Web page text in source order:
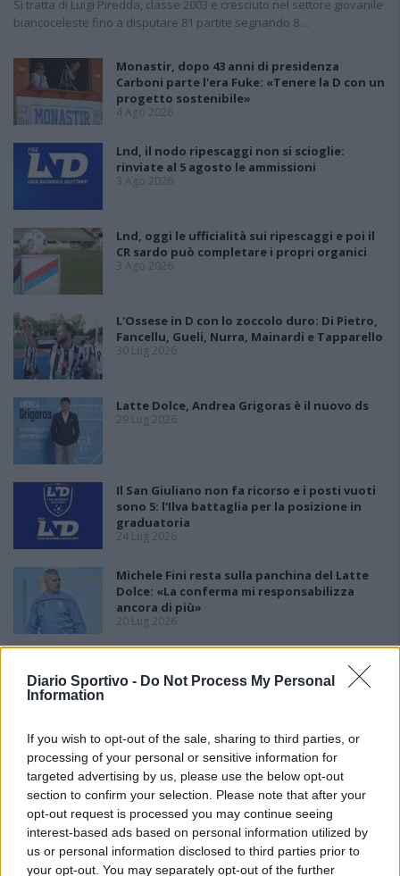
Diario Sportivo - Do Not Process My Personal
Information
If you wish to opt-out of the sale, sharing to third parties, or
processing of your personal or sensitive information for
targeted advertising by us, please use the below opt-out
section to confirm your selection. Please note that after your
opt-out request is processed you may continue seeing
interest-based ads based on personal information utilized by
us or personal information disclosed to third parties prior to
your opt-out. You may separately opt-out of the further
Si tratta di Luigi Piredda, classe 2003 e cresciuto nel settore giovanile
biancoceleste fino a disputare 81 partite segnando 8…
Monastir, dopo 43 anni di presidenza
Carboni parte l'era Fuke: «Tenere la D con un
progetto sostenibile»
4 Ago 2026
Lnd, il nodo ripescaggi non si scioglie:
rinviate al 5 agosto le ammissioni
3 Ago 2026
Lnd, oggi le ufficialità sui ripescaggi e poi il
CR sardo può completare i propri organici
3 Ago 2026
L'Ossese in D con lo zoccolo duro: Di Pietro,
Fancellu, Gueli, Nurra, Mainardi e Tapparello
30 Lug 2026
Latte Dolce, Andrea Grigoras è il nuovo ds
29 Lug 2026
Il San Giuliano non fa ricorso e i posti vuoti
sono 5: l'Ilva battaglia per la posizione in
graduatoria
24 Lug 2026
Michele Fini resta sulla panchina del Latte
Dolce: «La conferma mi responsabilizza
ancora di più»
20 Lug 2026
promozione Carlo Cotroneo
13 Lug 2026